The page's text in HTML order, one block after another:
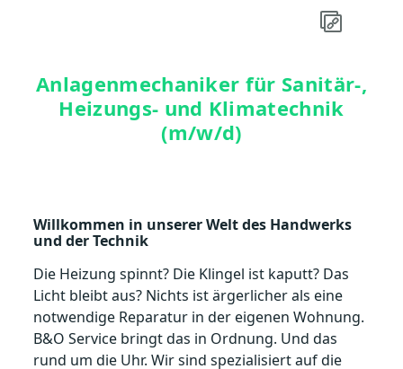
Anlagenmechaniker für Sanitär-,
Heizungs- und Klimatechnik
(m/w/d)
Willkommen in unserer Welt des Handwerks
und der Technik
Die Heizung spinnt? Die Klingel ist kaputt? Das
Licht bleibt aus? Nichts ist ärgerlicher als eine
notwendige Reparatur in der eigenen Wohnung.
B&O Service bringt das in Ordnung. Und das
rund um die Uhr. Wir sind spezialisiert auf die